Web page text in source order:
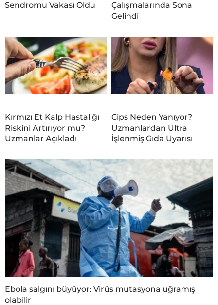
Sendromu Vakası Oldu
Çalışmalarında Sona
Gelindi
Kırmızı Et Kalp Hastalığı
Riskini Artırıyor mu?
Uzmanlar Açıkladı
Cips Neden Yanıyor?
Uzmanlardan Ultra
İşlenmiş Gıda Uyarısı
Ebola salgını büyüyor: Virüs mutasyona uğramış
olabilir